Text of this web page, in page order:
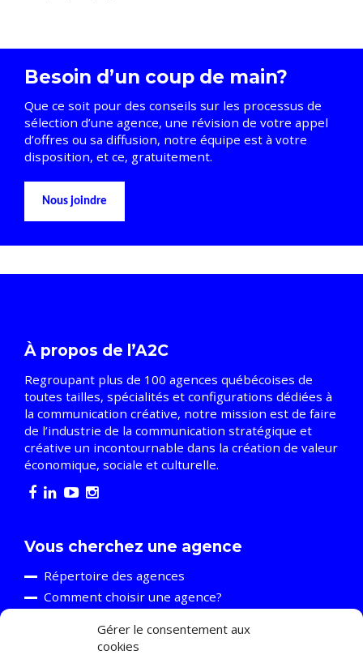
Gérer le consentement aux
cookies
Besoin d’un coup de main?
Que ce soit pour des conseils sur les processus de
sélection d’une agence, une révision de votre appel
d’offres ou sa diffusion, notre équipe est à votre
disposition, et ce, gratuitement.
Nous joindre
À propos de l’A2C
Regroupant plus de 100 agences québécoises de
toutes tailles, spécialités et configurations dédiées à
la communication créative, notre mission est de faire
de l’industrie de la communication stratégique et
créative un incontournable dans la création de valeur
économique, sociale et culturelle.
Vous cherchez une agence
Répertoire des agences
Comment choisir une agence?
Vous êtes une agence